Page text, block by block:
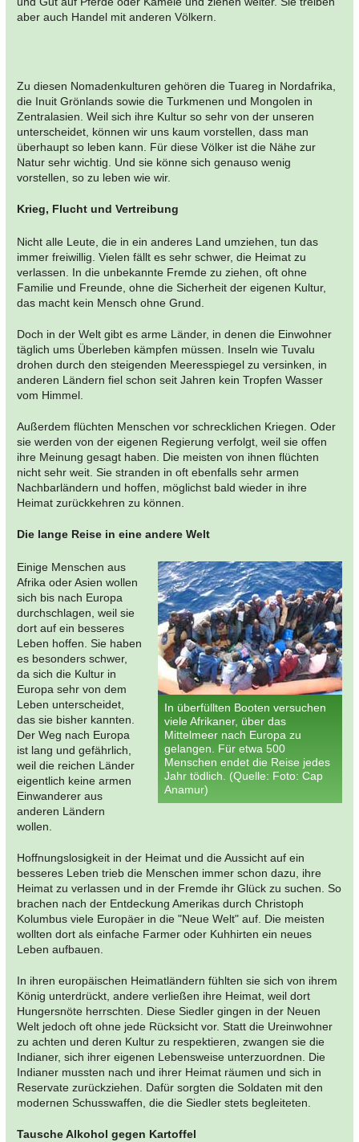
aber auch Handel mit anderen Völkern.
Zu diesen Nomadenkulturen gehören die Tuareg in Nordafrika,
die Inuit Grönlands sowie die Turkmenen und Mongolen in
Zentralasien. Weil sich ihre Kultur so sehr von der unseren
unterscheidet, können wir uns kaum vorstellen, dass man
überhaupt so leben kann. Für diese Völker ist die Nähe zur
Natur sehr wichtig. Und sie könne sich genauso wenig
vorstellen, so zu leben wie wir.
Krieg, Flucht und Vertreibung
Nicht alle Leute, die in ein anderes Land umziehen, tun das
immer freiwillig. Vielen fällt es sehr schwer, die Heimat zu
verlassen. In die unbekannte Fremde zu ziehen, oft ohne
Familie und Freunde, ohne die Sicherheit der eigenen Kultur,
das macht kein Mensch ohne Grund.
Doch in der Welt gibt es arme Länder, in denen die Einwohner
täglich ums Überleben kämpfen müssen. Inseln wie Tuvalu
drohen durch den steigenden Meeresspiegel zu versinken, in
anderen Ländern fiel schon seit Jahren kein Tropfen Wasser
vom Himmel.
Außerdem flüchten Menschen vor schrecklichen Kriegen. Oder
sie werden von der eigenen Regierung verfolgt, weil sie offen
ihre Meinung gesagt haben. Die meisten von ihnen flüchten
nicht sehr weit. Sie stranden in oft ebenfalls sehr armen
Nachbarländern und hoffen, möglichst bald wieder in ihre
Heimat zurückkehren zu können.
Die lange Reise in eine andere Welt
In überfüllten Booten versuchen
viele Afrikaner, über das
Mittelmeer nach Europa zu
gelangen. Für etwa 500
Menschen endet die Reise jedes
Jahr tödlich. (Quelle: Foto: Cap
Anamur)
Einige Menschen aus
Afrika oder Asien wollen
sich bis nach Europa
durchschlagen, weil sie
dort auf ein besseres
Leben hoffen. Sie haben
es besonders schwer,
da sich die Kultur in
Europa sehr von dem
Leben unterscheidet,
das sie bisher kannten.
Der Weg nach Europa
ist lang und gefährlich,
weil die reichen Länder
eigentlich keine armen
Einwanderer aus
anderen Ländern
wollen.
Hoffnungslosigkeit in der Heimat und die Aussicht auf ein
besseres Leben trieb die Menschen immer schon dazu, ihre
Heimat zu verlassen und in der Fremde ihr Glück zu suchen. So
brachen nach der Entdeckung Amerikas durch Christoph
Kolumbus viele Europäer in die "Neue Welt" auf. Die meisten
wollten dort als einfache Farmer oder Kuhhirten ein neues
Leben aufbauen.
In ihren europäischen Heimatländern fühlten sie sich von ihrem
König unterdrückt, andere verließen ihre Heimat, weil dort
Hungersnöte herrschten. Diese Siedler gingen in der Neuen
Welt jedoch oft ohne jede Rücksicht vor. Statt die Ureinwohner
zu achten und deren Kultur zu respektieren, zwangen sie die
Indianer, sich ihrer eigenen Lebensweise unterzuordnen. Die
Indianer mussten nach und ihrer Heimat räumen und sich in
Reservate zurückziehen. Dafür sorgten die Soldaten mit den
modernen Schusswaffen, die die Siedler stets begleiteten.
Tausche Alkohol gegen Kartoffel